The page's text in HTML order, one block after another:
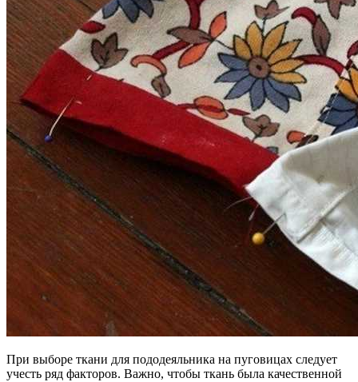
При выборе ткани для пододеяльника на пуговицах следует
учесть ряд факторов. Важно, чтобы ткань была качественной